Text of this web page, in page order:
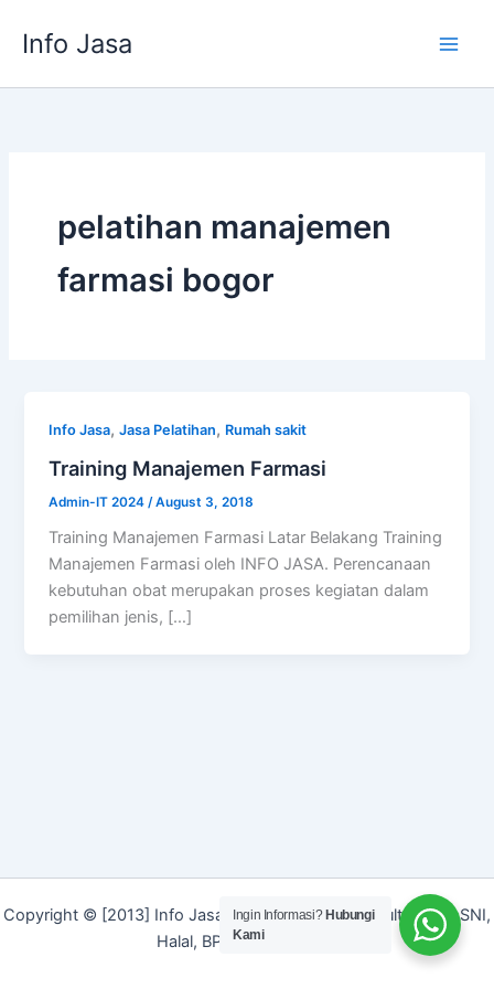
Info Jasa
pelatihan manajemen
farmasi bogor
Info Jasa,Jasa Pelatihan, Rumah sakit
Training Manajemen Farmasi
Admin-IT 2024 /August 3, 2018
Training Manajemen Farmasi Latar Belakang Training
Manajemen Farmasi oleh INFO JASA. Perencanaan
kebutuhan obat merupakan proses kegiatan dalam
pemilihan jenis, […]
Copyright © [2013] Info Jasa | Layanan Jasa Konsultan ISO, SNI,
Halal, BPOM dan Merek]
Ingin Informasi? Hubungi
Kami